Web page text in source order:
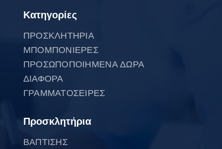
Κατηγορίες
ΠΡΟΣΚΛΗΤΗΡΙΑ
ΜΠΟΜΠΟΝΙΕΡΕΣ
ΠΡΟΣΩΠΟΠΟΙΗΜΕΝΑ ΔΩΡΑ
ΔΙΑΦΟΡΑ
ΓΡΑΜΜΑΤΟΣΕΙΡΕΣ
Προσκλητήρια
ΒΑΠΤΙΣΗΣ